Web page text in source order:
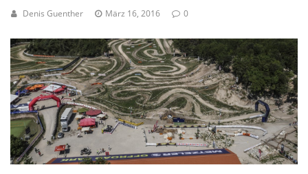
Denis Guenther März 16, 2016 0